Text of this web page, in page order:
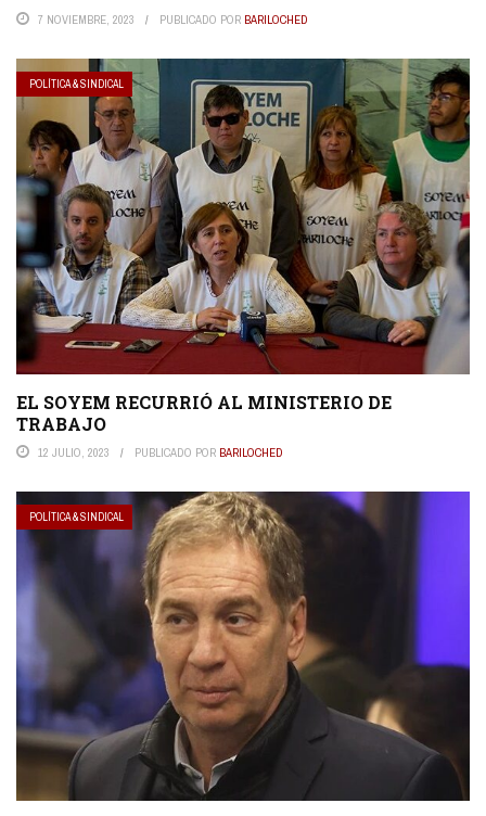
7 NOVIEMBRE, 2023 PUBLICADO POR BARILOCHED
POLÍTICA & SINDICAL
EL SOYEM RECURRIÓ AL MINISTERIO DE
TRABAJO
12 JULIO, 2023 PUBLICADO POR BARILOCHED
POLÍTICA & SINDICAL